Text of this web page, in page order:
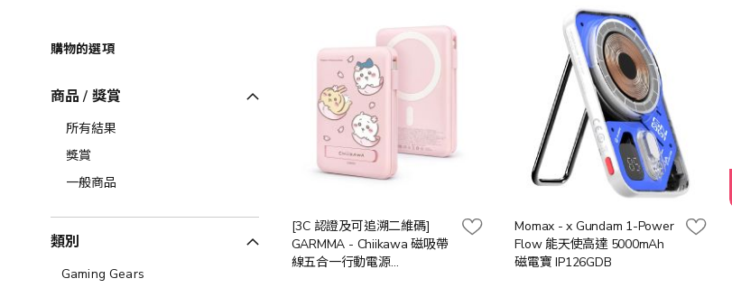
[3C 認證及可追溯二維碼]
GARMMA - Chiikawa 磁吸帶
線五合一行動電源
Momax - x Gundam 1-Power
Flow 能天使高達 5000mAh
磁電寶 IP126GDB
購物的選項
商品 / 獎賞
所有結果
獎賞
一般商品
類別
Gaming Gears